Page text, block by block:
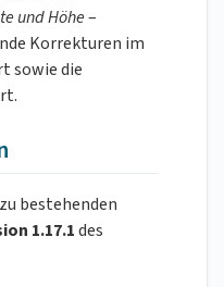
und Höhe–
Korrekturen im
sowie die
bestehenden
1.17.1des